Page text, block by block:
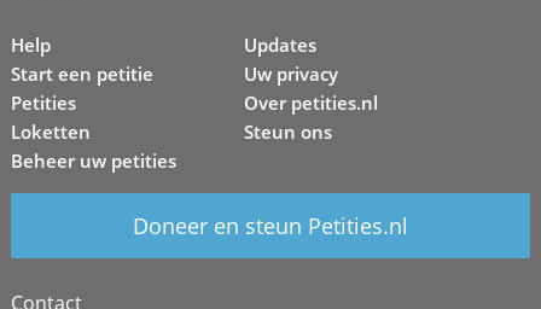
Help
Start een petitie
Petities
Loketten
Beheer uw petities
Updates
Uw privacy
Over petities.nl
Steun ons
Doneer en steun Petities.nl
Contact